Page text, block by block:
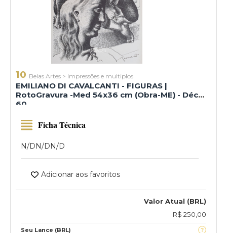
10 Belas Artes > Impressões e multiplos
EMILIANO DI CAVALCANTI - FIGURAS |
RotoGravura -Med 54x36 cm (Obra-ME) - Déc
60
Valor Atual (BRL)
R$ 250,00
Seu Lance (BRL)
Ficha Técnica
N/DN/DN/D
Adicionar aos favoritos